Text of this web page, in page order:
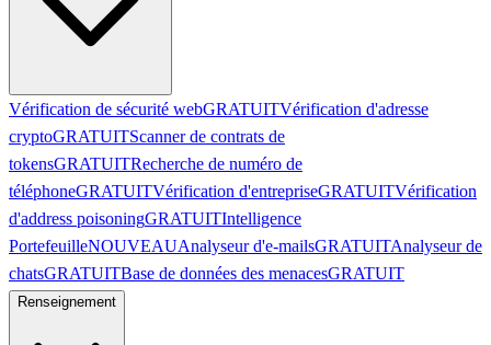
Vérification de sécurité webGRATUITVérification d'adresse
cryptoGRATUITScanner de contrats de
tokensGRATUITRecherche de numéro de
téléphoneGRATUITVérification d'entrepriseGRATUITVérification
d'address poisoningGRATUITIntelligence
PortefeuilleNOUVEAUAnalyseur d'e-mailsGRATUITAnalyseur de
chatsGRATUITBase de données des menacesGRATUIT
Renseignement